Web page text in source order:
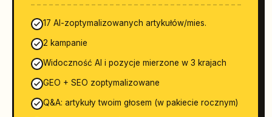
17 AI-zoptymalizowanych artykułów/mies.
2 kampanie
Widoczność AI i pozycje mierzone w 3 krajach
GEO + SEO zoptymalizowane
Q&A: artykuły twoim głosem (w pakiecie rocznym)